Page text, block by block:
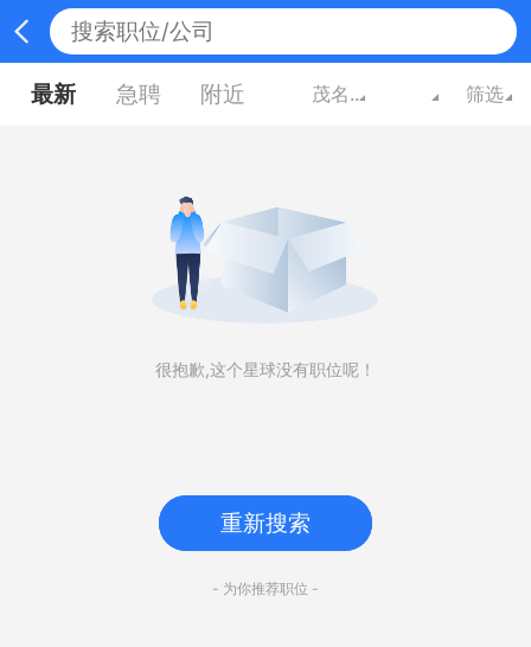
最新 急聘 附近 茂名广东 筛选
很抱歉,这个星球没有职位呢！
重新搜索
- 为你推荐职位 -